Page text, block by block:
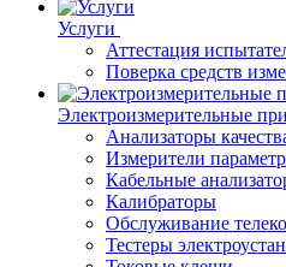
Услуги
Аттестация
Поверка средств
Электроизмерительные
Анализаторы
Измерители
Кабельные
Калибраторы
Обслуживание
Тестеры